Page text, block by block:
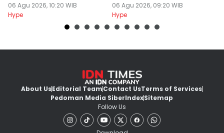
Swift!
06 Agu 2026, 10:20 WIB
Hype
06 Agu 2026, 09:20 WIB
Hype
About UsEditorial TeamContact UsTerms of Services
Pedoman Media SiberIndexSitemap
Follow Us